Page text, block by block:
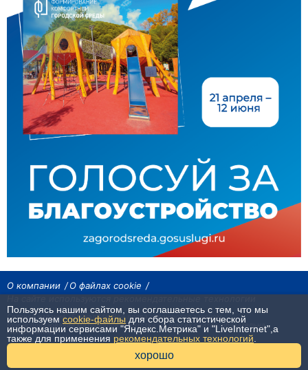
О компании
О файлах cookie
Сетевое издание «Байкал24». Все права охраняются законом.
При использовании материалов агентства на других сайтах, обязательна
гиперссылка.
Пользуясь нашим сайтом, вы соглашаетесь с тем, что мы
используем cookie-файлы для сбора статистической
информации сервисами "Яндекс.Метрика" и "LiveInternet",а
также для применения рекомендательных технологий
хорошо